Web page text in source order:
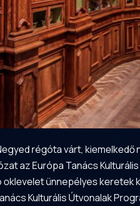
régóta várt,
az Európa Tanács
ünnepélyes keretek
Kulturális Útvonalak